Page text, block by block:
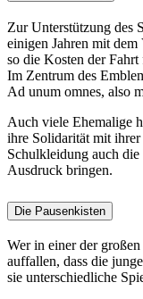
Zur Unterstützung des
einigen Jahren mit
so die Kosten der
Im Zentrum des
Ad unum omnes, also
Auch viele Ehemalige
ihre Solidarität mit
Schulkleidung auch
Ausdruck bringen.
Die Pausenkisten
Wer in einer der
auffallen, dass die
sie unterschiedliche